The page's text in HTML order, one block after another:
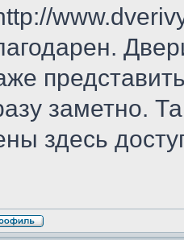
заметно.
здесь